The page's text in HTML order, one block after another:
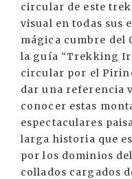
circular de este
visual en todas sus
mágica cumbre del
la guía “Trekking
circular por el
dar una referencia
conocer estas
espectaculares
larga historia que
por los dominios
collados cargados